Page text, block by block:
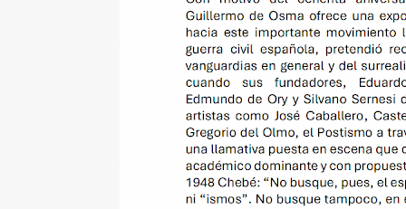
EXPOSICIÓN GALERÍA GUILLERMO DE OSMA